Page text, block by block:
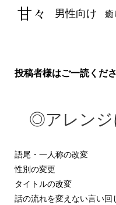
甘々 男性向け 癒
投稿者様はご一読くださ
◎アレンジ
語尾・一人称の改変
性別の変更
タイトルの改変
話の流れを変えない言い回